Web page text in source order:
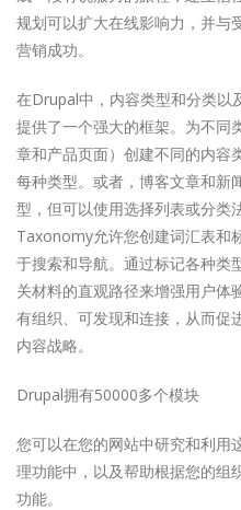
规划可以扩大在线影响力，并与
营销成功。
在Drupal中，内容类型和分类以
提供了一个强大的框架。为不同
章和产品页面）创建不同的内容
每种类型。或者，博客文章和新
型，但可以使用选择列表或分类
Taxonomy允许您创建词汇表和
于搜索和导航。通过标记各种类
关材料的直观路径来增强用户体
有组织、可发现和连接，从而促
内容战略。
Drupal拥有50000多个模块
您可以在您的网站中研究和利用
理功能中，以及帮助根据您的组
功能。